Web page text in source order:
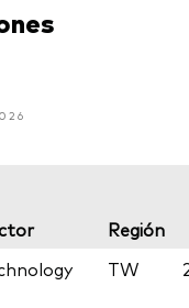
Región
TW